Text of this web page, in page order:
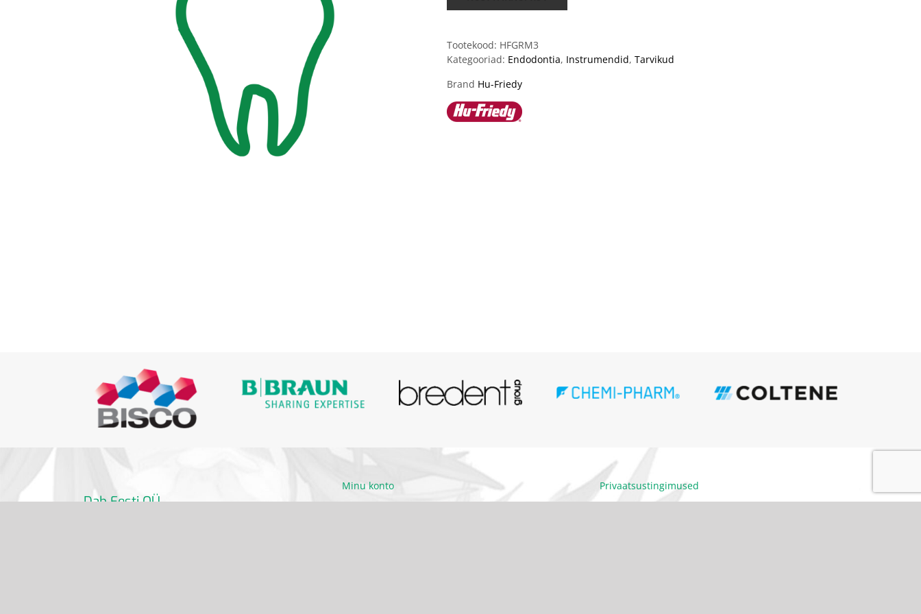
Tootekood: HFGRM3
Kategooriad: Endodontia, Instrumendid, Tarvikud
Brand Hu-Friedy
Dab Eesti OÜ
Minu konto
Privaatsustingimused